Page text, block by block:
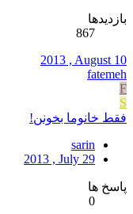
بازدیدها
867
2013 , August 10
fatemeh
F
S
فقط خانوما بخونن!
sarin
2013 , July 29
پاسخ ها
0